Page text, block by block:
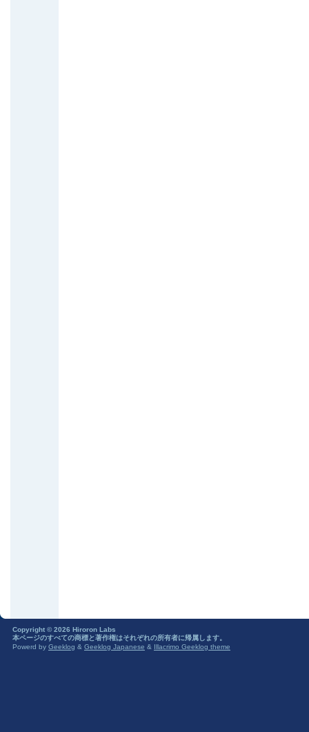
Copyright © 2026 Hiroron Labs
本ページのすべての商標と著作権はそれぞれの所有者に帰属します。
Powerd by Geeklog & Geeklog Japanese & Illacrimo Geeklog theme